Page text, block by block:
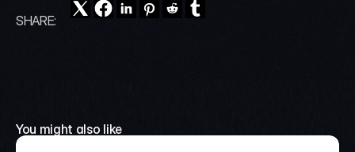
SHARE:
You might also like